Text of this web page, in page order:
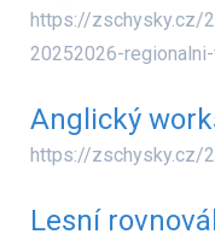
https://zschysky.cz/
20252026-
Anglický
https://zschysky.cz/
Lesní